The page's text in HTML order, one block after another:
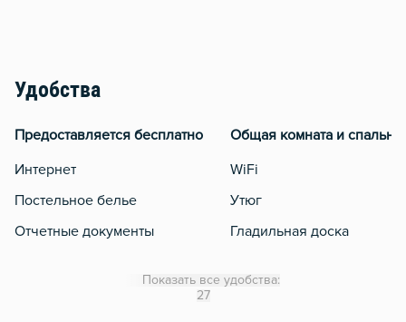
Удобства
Предоставляется бесплатно
Интернет
Постельное белье
Отчетные документы
Общая комната и спальня
WiFi
Утюг
Гладильная доска
Показать все удобства:
27